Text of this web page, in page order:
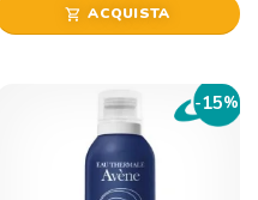
shopping_cart ACQUISTA
-15%